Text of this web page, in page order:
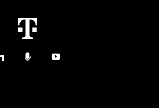
PodcastsYouTube